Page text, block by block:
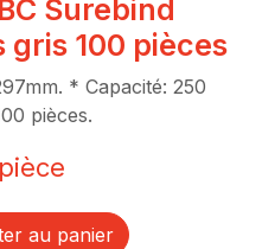
Surebind
gris 100 pièces
* Capacité: 250
pièces.
pièce
au panier